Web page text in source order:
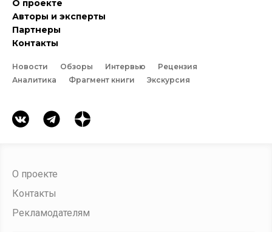
О проекте
Авторы и эксперты
Партнеры
Контакты
Новости Обзоры Интервью
Рецензия
Аналитика
Фрагмент книги Экскурсия
О проекте
Контакты
Рекламодателям